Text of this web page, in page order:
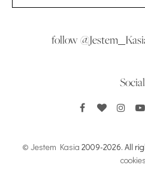
follow
© Jestem Kasia 2009-2026. All
cookies